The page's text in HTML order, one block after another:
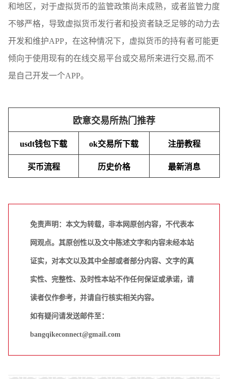
和地区，对于虚拟货币的监管政策尚未成熟，或者监管力度
不够严格，导致虚拟货币发行者和投资者缺乏足够的动力去
开发和维护APP，在这种情况下，虚拟货币的持有者可能更
倾向于使用现有的在线交易平台或交易所来进行交易,而不
是自己开发一个APP。
欧意交易所热门推荐
usdt钱包下载 ok交易所下载 注册教程
买币流程 历史价格 最新消息
免责声明：本文为转载，非本网原创内容，不代表本
网观点。其原创性以及文中陈述文字和内容未经本站
证实，对本文以及其中全部或者部分内容、文字的真
实性、完整性、及时性本站不作任何保证或承诺，请
读者仅作参考，并请自行核实相关内容。
如有疑问请发送邮件至：
bangqikeconnect@gmail.com